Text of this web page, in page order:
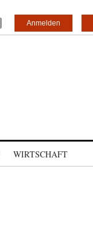
Anmelden
WIRTSCHAFT